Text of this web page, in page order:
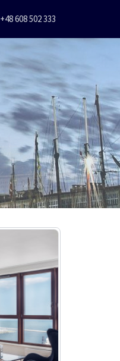
+48 608 502 333